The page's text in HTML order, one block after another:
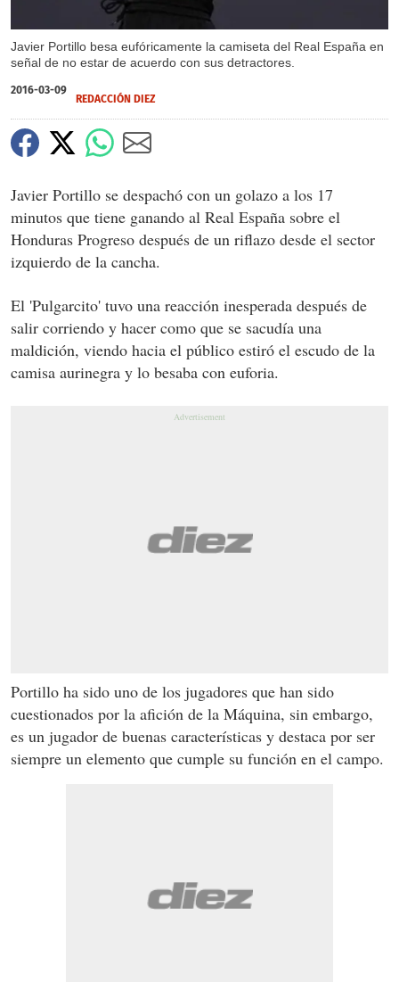
Javier Portillo besa eufóricamente la camiseta del Real España en
señal de no estar de acuerdo con sus detractores.
2016-03-09
REDACCIÓN DIEZ
Javier Portillo se despachó con un golazo a los 17
minutos que tiene ganando al Real España sobre el
Honduras Progreso después de un riflazo desde el sector
izquierdo de la cancha.
El 'Pulgarcito' tuvo una reacción inesperada después de
salir corriendo y hacer como que se sacudía una
maldición, viendo hacia el público estiró el escudo de la
camisa aurinegra y lo besaba con euforia.
Portillo ha sido uno de los jugadores que han sido
cuestionados por la afición de la Máquina, sin embargo,
es un jugador de buenas características y destaca por ser
siempre un elemento que cumple su función en el campo.